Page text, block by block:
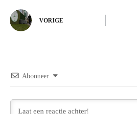
VORIGE
Abonneer